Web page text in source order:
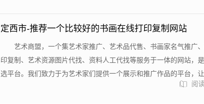
定西市-推荐一个比较好的书画在线打印复制网站
艺术商盟，一个集艺术家推广、艺术品代售、书画家名气推广
印复制、艺术资源图片代找、资料人工代找等服务于一体的网站，
选平台。我们致力于为艺术家们提供一个展示和推广作品的平台，
阅